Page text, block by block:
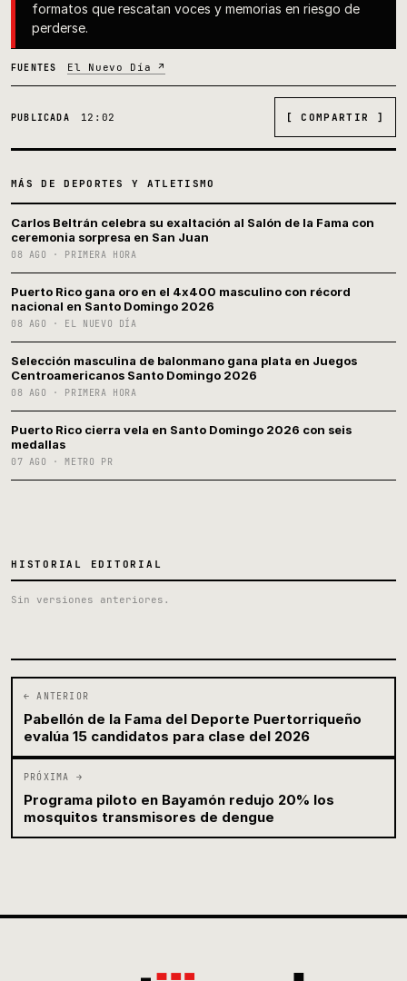
formatos que rescatan voces y memorias en riesgo de
perderse.
FUENTES El Nuevo Día ↗
PUBLICADA 12:02 [ COMPARTIR ]
MÁS DE DEPORTES Y ATLETISMO
Carlos Beltrán celebra su exaltación al Salón de la Fama con
ceremonia sorpresa en San Juan
08 AGO · PRIMERA HORA
Puerto Rico gana oro en el 4x400 masculino con récord
nacional en Santo Domingo 2026
08 AGO · EL NUEVO DÍA
Selección masculina de balonmano gana plata en Juegos
Centroamericanos Santo Domingo 2026
08 AGO · PRIMERA HORA
Puerto Rico cierra vela en Santo Domingo 2026 con seis
medallas
07 AGO · METRO PR
HISTORIAL EDITORIAL
Sin versiones anteriores.
← ANTERIOR
Pabellón de la Fama del Deporte Puertorriqueño
evalúa 15 candidatos para clase del 2026
PRÓXIMA →
Programa piloto en Bayamón redujo 20% los
mosquitos transmisores de dengue